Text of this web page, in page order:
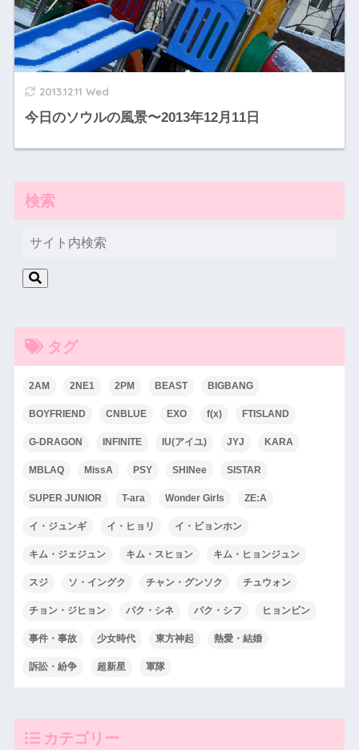
2013.12.11 Wed
今日のソウルの風景〜2013年12月11日
検索
タグ
2AM 2NE1 2PM BEAST BIGBANG
BOYFRIEND CNBLUE EXO f(x) FTISLAND
G-DRAGON INFINITE IU(アイユ) JYJ KARA
MBLAQ MissA PSY SHINee SISTAR
SUPER JUNIOR T-ara Wonder Girls ZE:A
イ・ジュンギ イ・ヒョリ イ・ビョンホン
キム・ジェジュン キム・スヒョン キム・ヒョンジュン
スジ ソ・イングク チャン・グンソク チュウォン
チョン・ジヒョン パク・シネ パク・シフ ヒョンビン
事件・事故 少女時代 東方神起 熱愛・結婚
訴訟・紛争 超新星 軍隊
カテゴリー